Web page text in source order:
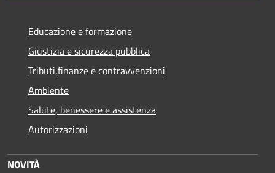
Educazione e formazione
Giustizia e sicurezza pubblica
Tributi,finanze e contravvenzioni
Ambiente
Salute, benessere e assistenza
Autorizzazioni
NOVITÀ